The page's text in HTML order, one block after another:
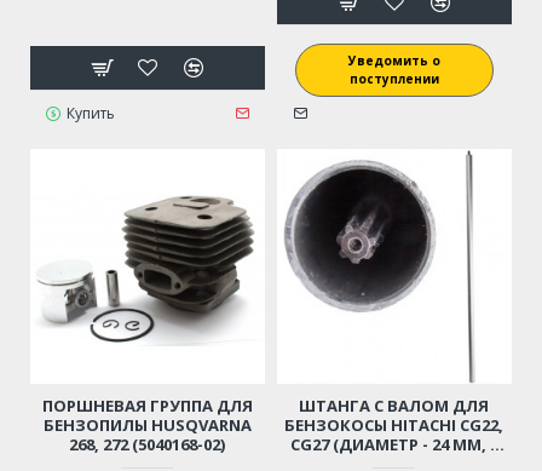
Купить
Уведомить о
поступлении
ПОРШНЕВАЯ ГРУППА ДЛЯ
БЕНЗОПИЛЫ HUSQVARNA
268, 272 (5040168-02)
ШТАНГА С ВАЛОМ ДЛЯ
БЕНЗОКОСЫ HITACHI CG22,
CG27 (ДИАМЕТР - 24 ММ, 7